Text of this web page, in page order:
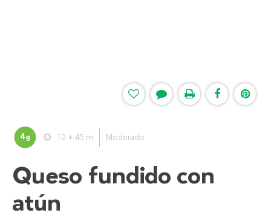
4g 10 + 45 m Moderado
Queso fundido con
atún